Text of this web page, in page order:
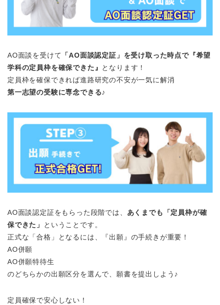
AO面談を受けて 「AO面談認定証」を受け取った時点で『希望
学科の定員枠を確保できた』 となります！
定員枠を確保できれば進路研究の不安が一気に解消
第一志望の受験に専念できる♪
AO面談認定証をもらった段階では、 あくまでも「定員枠が確
保できた」
ということです。
正式な「合格」となるには、『出願』の手続きが重要！
AO併願
AO併願特待生
のどちらかの出願区分を選んで、願書を提出しよう♪
定員確保で安心しない！